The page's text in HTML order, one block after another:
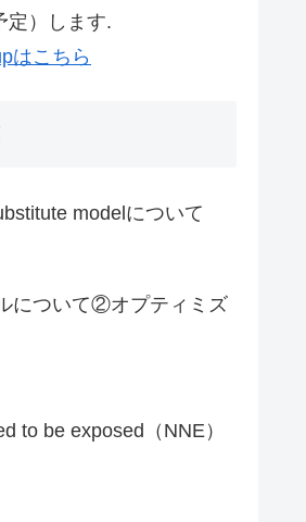
定）します.
はこちら
modelについて
について②オプティミズ
to be exposed（NNE）